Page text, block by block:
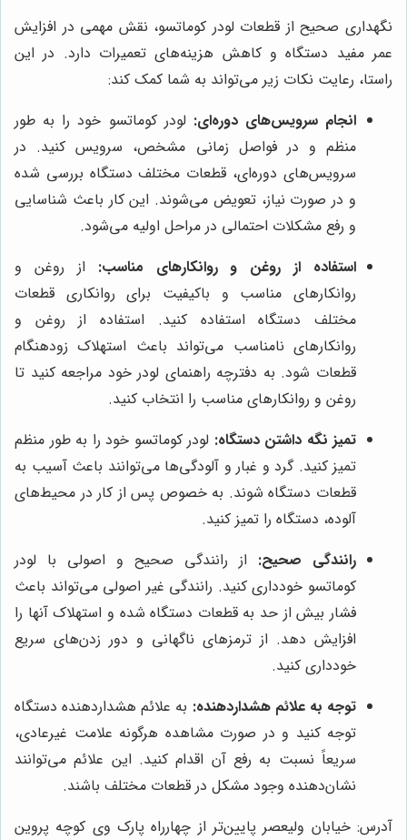
نگهداری صحیح از قطعات لودر کوماتسو، نقش مهمی در افزایش
عمر مفید دستگاه و کاهش هزینه‌های تعمیرات دارد. در این
راستا، رعایت نکات زیر می‌تواند به شما کمک کند:
انجام سرویس‌های دوره‌ای: لودر کوماتسو خود را به طور
منظم و در فواصل زمانی مشخص، سرویس کنید. در
سرویس‌های دوره‌ای، قطعات مختلف دستگاه بررسی شده
و در صورت نیاز، تعویض می‌شوند. این کار باعث شناسایی
و رفع مشکلات احتمالی در مراحل اولیه می‌شود.
استفاده از روغن و روانکارهای مناسب: از روغن و
روانکارهای مناسب و باکیفیت برای روانکاری قطعات
مختلف دستگاه استفاده کنید. استفاده از روغن و
روانکارهای نامناسب می‌تواند باعث استهلاک زودهنگام
قطعات شود. به دفترچه راهنمای لودر خود مراجعه کنید تا
روغن و روانکارهای مناسب را انتخاب کنید.
تمیز نگه داشتن دستگاه: لودر کوماتسو خود را به طور منظم
تمیز کنید. گرد و غبار و آلودگی‌ها می‌توانند باعث آسیب به
قطعات دستگاه شوند. به خصوص پس از کار در محیط‌های
آلوده، دستگاه را تمیز کنید.
رانندگی صحیح: از رانندگی صحیح و اصولی با لودر
کوماتسو خودداری کنید. رانندگی غیر اصولی می‌تواند باعث
فشار بیش از حد به قطعات دستگاه شده و استهلاک آنها را
افزایش دهد. از ترمزهای ناگهانی و دور زدن‌های سریع
خودداری کنید.
توجه به علائم هشداردهنده: به علائم هشداردهنده دستگاه
توجه کنید و در صورت مشاهده هرگونه علامت غیرعادی،
سریعاً نسبت به رفع آن اقدام کنید. این علائم می‌توانند
نشان‌دهنده وجود مشکل در قطعات مختلف باشند.
آدرس: خیابان ولیعصر پایین‌تر از چهارراه پارک وی کوچه پروین